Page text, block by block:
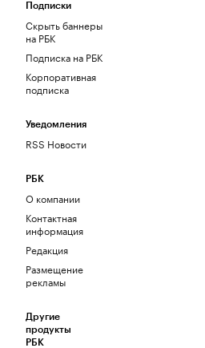
Подписки
Скрыть баннеры
на РБК
Подписка на РБК
Корпоративная
подписка
Уведомления
RSS Новости
РБК
О компании
Контактная
информация
Редакция
Размещение
рекламы
Другие
продукты
РБК